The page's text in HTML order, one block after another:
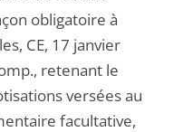
obligatoire à
CE, 17 janvier
retenant le
versées au
facultative,